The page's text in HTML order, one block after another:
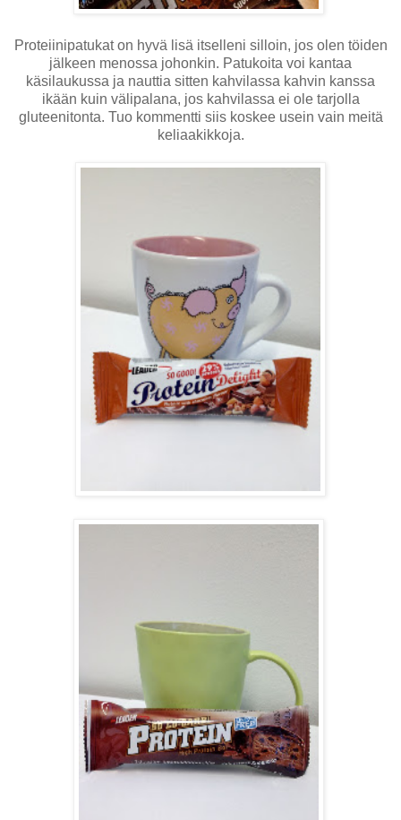
Proteiinipatukat on hyvä lisä itselleni silloin, jos olen töiden
jälkeen menossa johonkin. Patukoita voi kantaa
käsilaukussa ja nauttia sitten kahvilassa kahvin kanssa
ikään kuin välipalana, jos kahvilassa ei ole tarjolla
gluteenitonta. Tuo kommentti siis koskee usein vain meitä
keliaakikkoja.